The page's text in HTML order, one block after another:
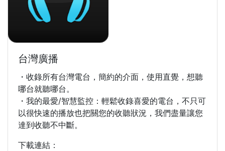
台灣廣播
・收錄所有台灣電台，簡約的介面，使用直覺，想聽
哪台就聽哪台。
・我的最愛/智慧監控：輕鬆收錄喜愛的電台，不只可
以很快速的播放也把關您的收聽狀況，我們盡量讓您
達到收聽不中斷。
下載連結：